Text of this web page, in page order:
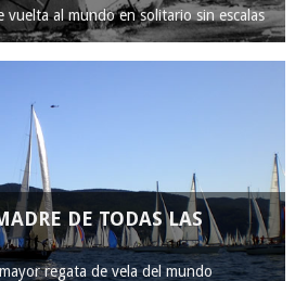
vuelta al mundo en solitario sin escalas
DE TODAS LAS
regata de vela del mundo